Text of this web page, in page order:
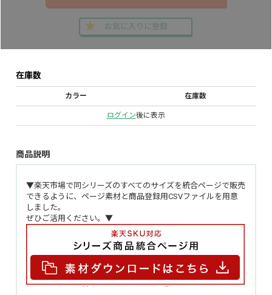
お気に入りに登録
在庫数
カラー 在庫数
ログイン後に表示
商品説明
▼楽天市場で同シリーズのすべてのサイズを統合ページで販売
できるように、ページ素材と商品登録用CSVファイルを用意
しました。
ぜひご活用ください。▼